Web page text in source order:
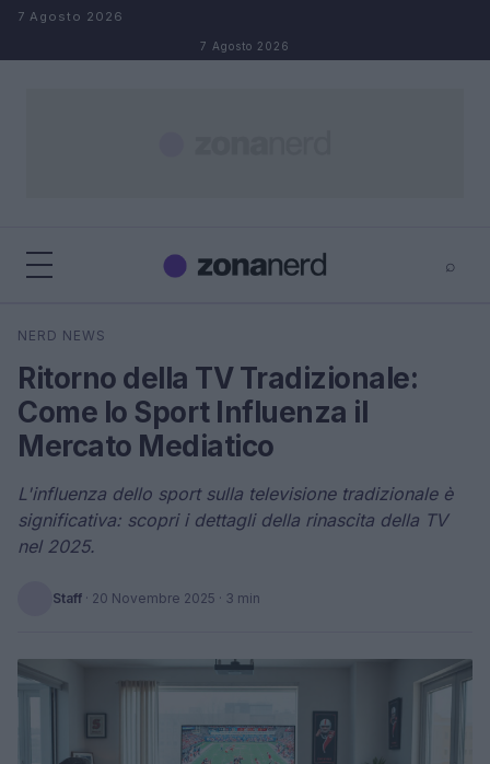
Salta al contenuto
7 Agosto 2026
7 Agosto 2026
⌕
Cerca
NERD NEWS
Ritorno della TV Tradizionale:
Come lo Sport Influenza il
Mercato Mediatico
L'influenza dello sport sulla televisione tradizionale è
significativa: scopri i dettagli della rinascita della TV
nel 2025.
Staff · 20 Novembre 2025 · 3 min